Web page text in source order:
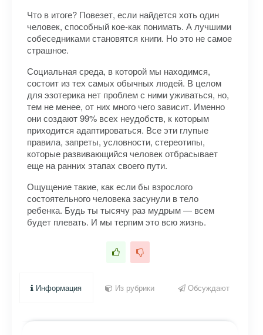
Что в итоге? Повезет, если найдется хоть один
человек, способный кое-как понимать. А лучшими
собеседниками становятся книги. Но это не самое
страшное.
Социальная среда, в которой мы находимся,
состоит из тех самых обычных людей. В целом
для эзотерика нет проблем с ними уживаться, но,
тем не менее, от них много чего зависит. Именно
они создают 99% всех неудобств, к которым
приходится адаптироваться. Все эти глупые
правила, запреты, условности, стереотипы,
которые развивающийся человек отбрасывает
еще на ранних этапах своего пути.
Ощущение такие, как если бы взрослого
состоятельного человека засунули в тело
ребенка. Будь ты тысячу раз мудрым — всем
будет плевать. И мы терпим это всю жизнь.
Информация Из рубрики Обсуждают